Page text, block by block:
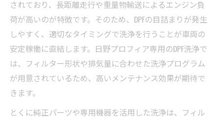
コストを抑えるDPF洗浄方法のご紹介
低コストでDPF洗浄を実現するポイント
コストと効果を両立するDPF洗浄手順とは
DPF洗浄で経済的なメンテナンスを目指す方
法
安心して依頼できるDPF洗浄サービス選び
されており、長距離走行や重量物輸送によるエンジン負
荷が高いのが特徴です。そのため、DPFの目詰まりが発生
しやすく、適切なタイミングで洗浄を行うことが車両の
安定稼働に直結します。日野プロフィア専用のDPF洗浄で
は、フィルター形状や排気量に合わせた洗浄プログラム
が用意されているため、高いメンテナンス効果が期待で
きます。
とくに純正パーツや専用機器を活用した洗浄は、フィル